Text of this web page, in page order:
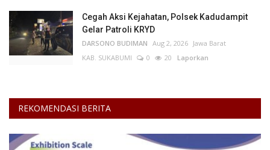
Cegah Aksi Kejahatan, Polsek Kadudampit
Gelar Patroli KRYD
DARSONO BUDIMAN Aug 2, 2026 Jawa Barat
KAB. SUKABUMI
0 20 Laporkan
REKOMENDASI BERITA